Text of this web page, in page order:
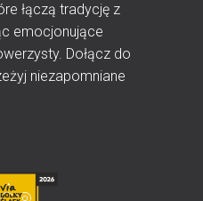
łączą tradycję z
emocjonujące
Dołącz do
niezapomniane